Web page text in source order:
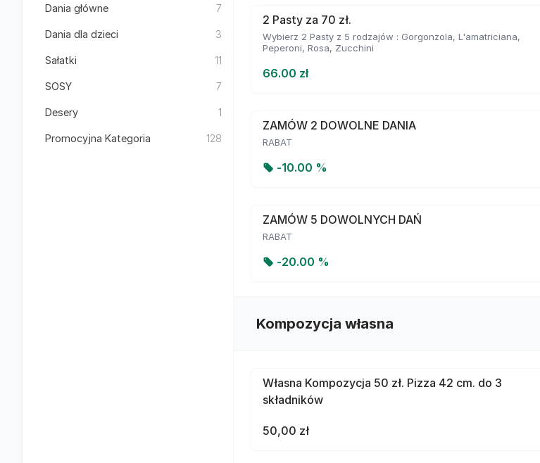
Dania główne 7
Dania dla dzieci 3
Sałatki 11
SOSY 7
Desery 1
Promocyjna Kategoria 128
2 Pasty za 70 zł.
Wybierz 2 Pasty z 5 rodzajów : Gorgonzola, L'amatriciana,
Peperoni, Rosa, Zucchini
66.00 zł
ZAMÓW 2 DOWOLNE DANIA
RABAT
-10.00 %
ZAMÓW 5 DOWOLNYCH DAŃ
RABAT
-20.00 %
Kompozycja własna
Własna Kompozycja 50 zł. Pizza 42 cm. do 3
składników
50,00 zł